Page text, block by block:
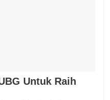
Untuk Raih